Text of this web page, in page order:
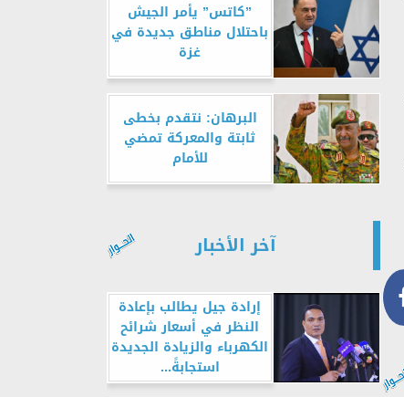
”كاتس” يأمر الجيش
باحتلال مناطق جديدة في
غزة
البرهان: نتقدم بخطى
ثابتة والمعركة تمضي
للأمام
آخر الأخبار
إرادة جيل يطالب بإعادة
النظر في أسعار شرائح
الكهرباء والزيادة الجديدة
استجابةً...